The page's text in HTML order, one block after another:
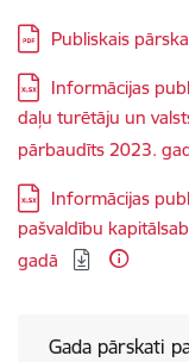
Lejupielādēt:
Publiskais
Lejupielādēt:
Informācijas
daļu turētāju un
pārbaudīts 2023.
Lejupielādēt:
Informācijas
pašvaldību
gadā
Gada pārskati